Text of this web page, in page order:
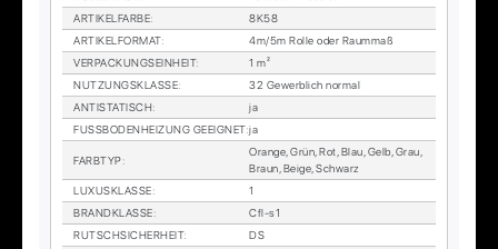
AR­TI­KEL­FAR­BE:
8K58
AR­TI­KEL­FOR­MAT:
4m/5m Rol­le oder Raum­maß
VER­PA­CKUNGS­EIN­HEIT:
1 m²
NUT­ZUNGS­KLAS­SE:
32 Ge­werb­lich nor­mal
AN­TI­STA­TISCH:
ja
FUSS­BO­DEN­HEI­ZUNG GE­EIG­NET:ja
FARB­TYP:
Oran­ge, Grün, Rot, Blau, Gelb, Grau,
Braun, Beige, Schwarz
LU­XUS­KLAS­SE:
1
BRAND­KLAS­SE:
Cfl-s1
RUTSCH­SI­CHER­HEIT:
DS